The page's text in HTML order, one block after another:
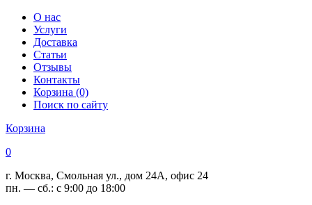
О нас
Услуги
Доставка
Статьи
Отзывы
Контакты
Корзина (0)
Поиск по сайту
Корзина
0
г. Москва, Смольная ул., дом 24А, офис 24
пн. — сб.: с 9:00 до 18:00